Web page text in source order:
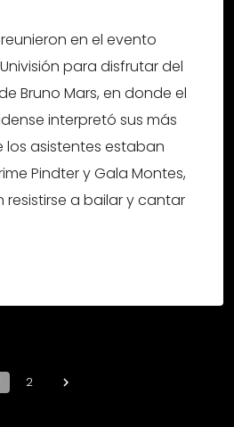
en el evento
para disfrutar del
Bruno Mars, en donde el
interpretó sus más
los asistentes estaban
Pindter y Gala Montes,
a bailar y cantar
2 navigate_next